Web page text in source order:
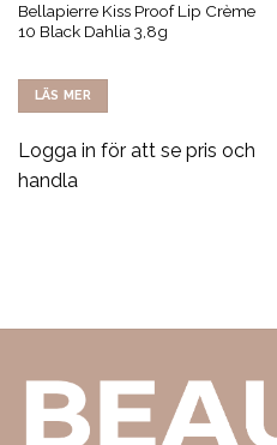
Bellapierre Kiss Proof Lip Crème
10 Black Dahlia 3,8g
LÄS MER
Logga in för att se pris och
handla